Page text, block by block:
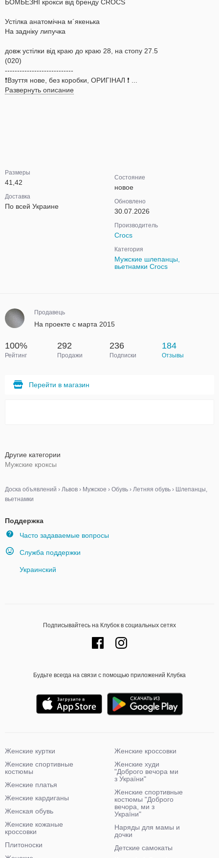
БОМБЕЗНІ крокси від бренду CROCS
Устілка анатомічна м´якенька
На задніку липучка
довж устілки від краю до краю 28, на стопу 27.5
(020)
----------------------------
❗️Взуття нове, без коробки, ОРИГІНАЛ ❗️ ...
Развернуть описание
Размеры
41,42
Доставка
По всей Украине
Состояние
новое
Обновлено
30.07.2026
Производитель
Crocs
Категория
Мужские шлепанцы,
вьетнамки Crocs
Продавець
На проекте с марта 2015
100%
Рейтинг
292
Продажи
236
Подписки
184
Отзывы
Перейти в магазин
Другие категории
Мужские кроксы
Доска объявлений › Львов › Мужское › Обувь › Летняя обувь › Шлепанцы,
вьетнамки
Поддержка
Часто задаваемые вопросы
Служба поддержки
Украинский
Подписывайтесь на Клубок в социальных сетях
Будьте всегда на связи с помощью приложений Клубка
Женские куртки
Женские спортивные
костюмы
Женские платья
Женские кардиганы
Женская обувь
Женские кожаные
кроссовки
Плитоноски
Женские кроссовки
Женские худи
"Доброго вечора ми
з України"
Женские спортивные
костюмы "Доброго
вечора, ми з
України"
Наряды для мамы и
дочки
Детские самокаты